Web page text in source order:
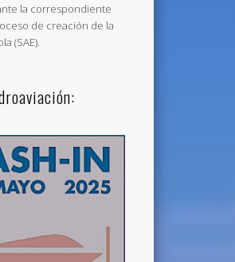
la correspondiente
de creación de la
(SAE).